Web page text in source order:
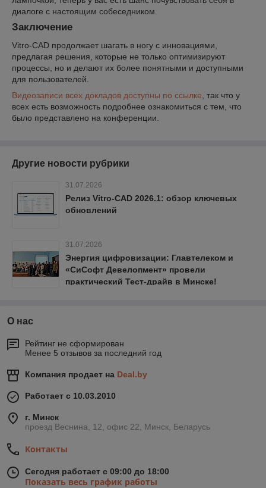
диалоге с настоящим собеседником.
Заключение
Vitro-CAD продолжает шагать в ногу с инновациями,
предлагая решения, которые не только оптимизируют
процессы, но и делают их более понятными и доступными
для пользователей.
Видеозаписи всех докладов доступны по ссылке , так что у
всех есть возможность подробнее ознакомиться с тем, что
было представлено на конференции.
Другие новости рубрики
31.07.2026
Релиз Vitro-CAD 2026.1: обзор ключевых
обновлений
31.07.2026
Энергия цифровизации: Главтелеком и
«СиСофт Девелопмент» провели
практический Тест-драйв в Минске!
О нас
Рейтинг не сформирован
Менее 5 отзывов за последний год
Компания продает на Deal.by
Работает с 10.03.2010
г. Минск
проезд Веснина, 12, офис 22, Минск, Беларусь
Контакты
Сегодня работает с 09:00 до 18:00
Показать весь график работы